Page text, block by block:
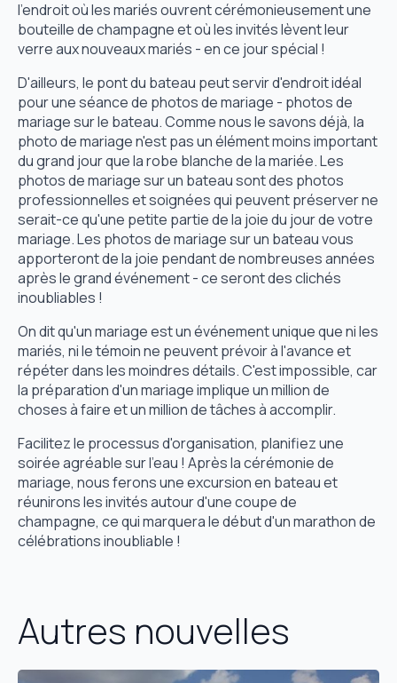
l'endroit où les mariés ouvrent cérémonieusement une
bouteille de champagne et où les invités lèvent leur
verre aux nouveaux mariés - en ce jour spécial !
D'ailleurs, le pont du bateau peut servir d'endroit idéal
pour une séance de photos de mariage - photos de
mariage sur le bateau. Comme nous le savons déjà, la
photo de mariage n'est pas un élément moins important
du grand jour que la robe blanche de la mariée. Les
photos de mariage sur un bateau sont des photos
professionnelles et soignées qui peuvent préserver ne
serait-ce qu'une petite partie de la joie du jour de votre
mariage. Les photos de mariage sur un bateau vous
apporteront de la joie pendant de nombreuses années
après le grand événement - ce seront des clichés
inoubliables !
On dit qu'un mariage est un événement unique que ni les
mariés, ni le témoin ne peuvent prévoir à l'avance et
répéter dans les moindres détails. C'est impossible, car
la préparation d'un mariage implique un million de
choses à faire et un million de tâches à accomplir.
Facilitez le processus d'organisation, planifiez une
soirée agréable sur l'eau ! Après la cérémonie de
mariage, nous ferons une excursion en bateau et
réunirons les invités autour d'une coupe de
champagne, ce qui marquera le début d'un marathon de
célébrations inoubliable !
Autres nouvelles